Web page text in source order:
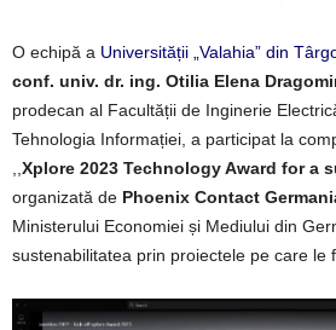
O echipă a Universității „Valahia” din
conf. univ. dr. ing. Otilia Elena
prodecan al Facultății de Inginerie
Tehnologia Informației, a participat la
,,Xplore 2023 Technology Award for a
organizată de Phoenix Contact
Ministerului Economiei și Mediului din
sustenabilitatea prin proiectele pe care le